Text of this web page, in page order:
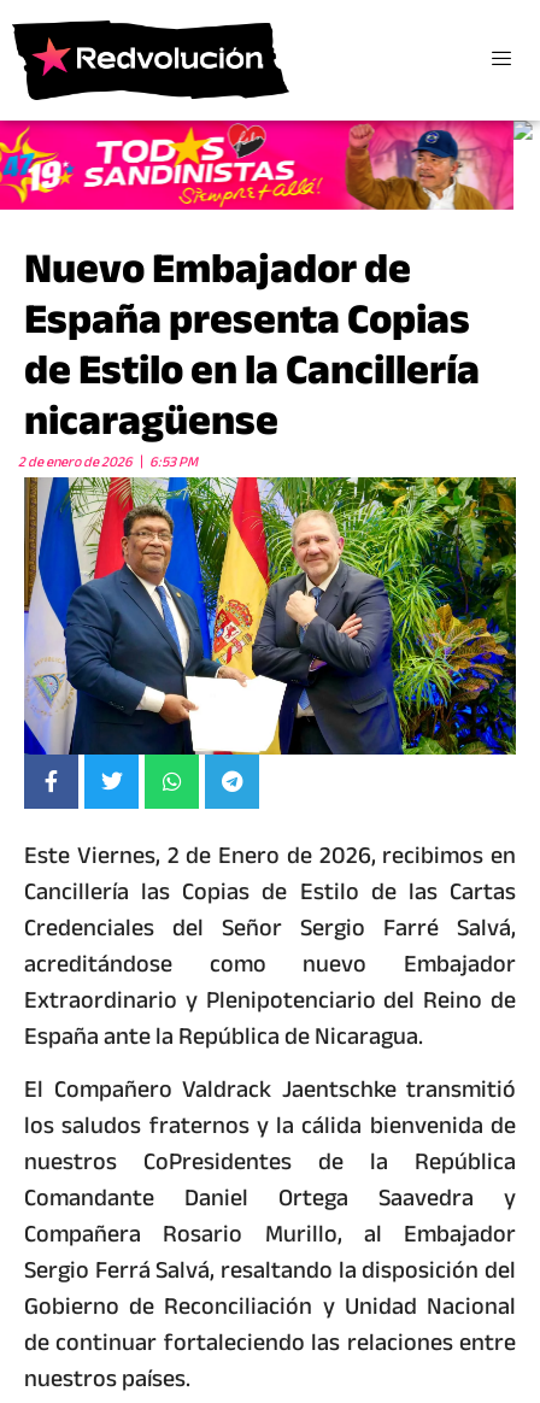
Nuevo Embajador de
España presenta Copias
de Estilo en la Cancillería
nicaragüense
2 de enero de 2026 6:53 PM
Este Viernes, 2 de Enero de 2026, recibimos en
Cancillería las Copias de Estilo de las Cartas
Credenciales del Señor Sergio Farré Salvá,
acreditándose como nuevo Embajador
Extraordinario y Plenipotenciario del Reino de
España ante la República de Nicaragua.
El Compañero Valdrack Jaentschke transmitió
los saludos fraternos y la cálida bienvenida de
nuestros CoPresidentes de la República
Comandante Daniel Ortega Saavedra y
Compañera Rosario Murillo, al Embajador
Sergio Ferrá Salvá, resaltando la disposición del
Gobierno de Reconciliación y Unidad Nacional
de continuar fortaleciendo las relaciones entre
nuestros países.